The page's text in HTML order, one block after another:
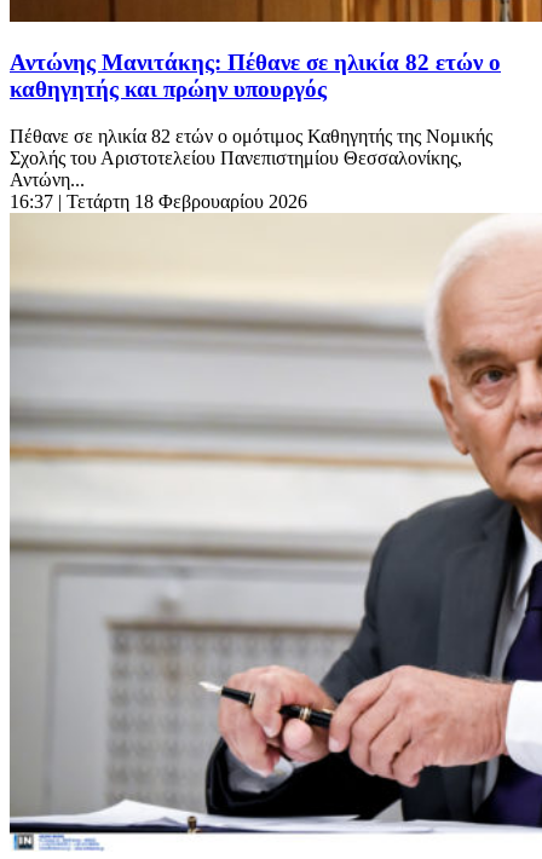
Αντώνης Μανιτάκης: Πέθανε σε ηλικία 82 ετών ο
καθηγητής και πρώην υπουργός
Πέθανε σε ηλικία 82 ετών ο ομότιμος Καθηγητής της Νομικής
Σχολής του Αριστοτελείου Πανεπιστημίου Θεσσαλονίκης,
Αντώνη...
16:37 | Τετάρτη 18 Φεβρουαρίου 2026